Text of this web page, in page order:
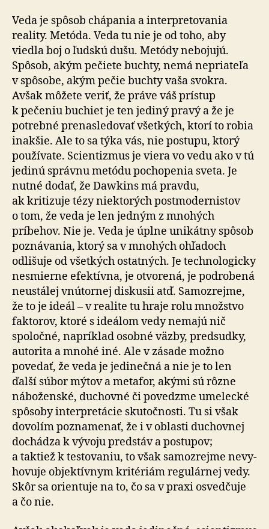
Veda je spôsob chápania a in­ter­pre­to­va­nia
reality. Metóda. Veda tu nie je od toho, aby
viedla boj o ľudskú dušu. Metódy nebojujú.
Spôsob, akým pečiete buchty, nemá nepriateľa
v spôsobe, akým pečie buchty vaša svokra.
Avšak môžete veriť, že práve váš prístup
k pečeniu buchiet je ten jediný pravý a že je
potrebné pre­nasle­do­vať všetkých, ktorí to robia
inakšie. Ale to sa týka vás, nie postupu, ktorý
používate. Scientizmus je viera vo vedu ako v tú
jedinú správnu metódu pochopenia sveta. Je
nutné dodať, že Dawkins má pravdu,
ak kritizuje tézy niektorých post­mo­der­nistov
o tom, že veda je len jedným z mnohých
príbehov. Nie je. Veda je úplne unikátny spôsob
poznávania, ktorý sa v mnohých ohľadoch
odlišuje od všetkých ostatných. Je tech­no­lo­gicky
nesmierne efektívna, je otvorená, je podrobená
neustálej vnútornej diskusii atď. Samozrejme,
že to je ideál – v rea­li­te tu hraje rolu množstvo
faktorov, ktoré s ideálom vedy nemajú nič
spoločné, napríklad osobné väzby, predsudky,
autorita a mnohé iné. Ale v zásade možno
povedať, že veda je jedinečná a nie je to len
ďalší súbor mýtov a metafor, akými sú rôzne
náboženské, duchovné či povedzme umelecké
spôsoby in­ter­pre­tá­cie sku­toč­nosti. Tu si však
dovolím poznamenať, že i v oblasti duchovnej
dochádza k vývoju predstáv a postupov;
a taktiež k testo­va­niu, to však samo­zrejme ne­vy­
ho­vu­je objek­tív­nym kritériám re­gu­lár­nej vedy.
Skôr sa orientuje na to, čo sa v praxi osvedčuje
a čo nie.